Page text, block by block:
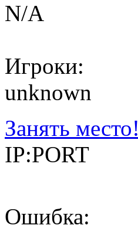
N/A
Игроки:
unknown
Занять место!
IP:PORT
Ошибка: